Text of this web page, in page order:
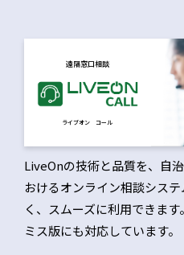
遠隔窓口相談
ライブオン コール
LiveOnの技術と品質を、自
おけるオンライン相談シス
く、スムーズに利用できま
ミス版にも対応しています。